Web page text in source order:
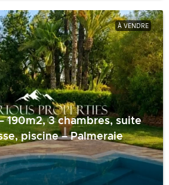
À VENDRE
190m2, 3 chambres, suite
piscine – Palmeraie